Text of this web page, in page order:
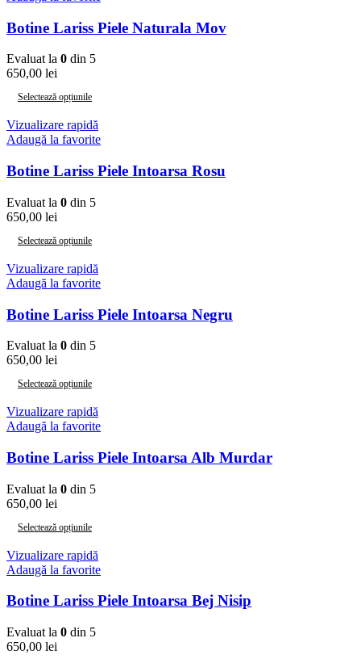
Botine Lariss Piele Naturala Mov
Evaluat la 0 din 5
650,00 lei
Selectează opțiunile
Vizualizare rapidă
Adaugă la favorite
Botine Lariss Piele Intoarsa Rosu
Evaluat la 0 din 5
650,00 lei
Selectează opțiunile
Vizualizare rapidă
Adaugă la favorite
Botine Lariss Piele Intoarsa Negru
Evaluat la 0 din 5
650,00 lei
Selectează opțiunile
Vizualizare rapidă
Adaugă la favorite
Botine Lariss Piele Intoarsa Alb Murdar
Evaluat la 0 din 5
650,00 lei
Selectează opțiunile
Vizualizare rapidă
Adaugă la favorite
Botine Lariss Piele Intoarsa Bej Nisip
Evaluat la 0 din 5
650,00 lei